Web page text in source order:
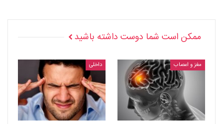
ممکن است شما دوست داشته باشید
مغز و اعصاب داخلی